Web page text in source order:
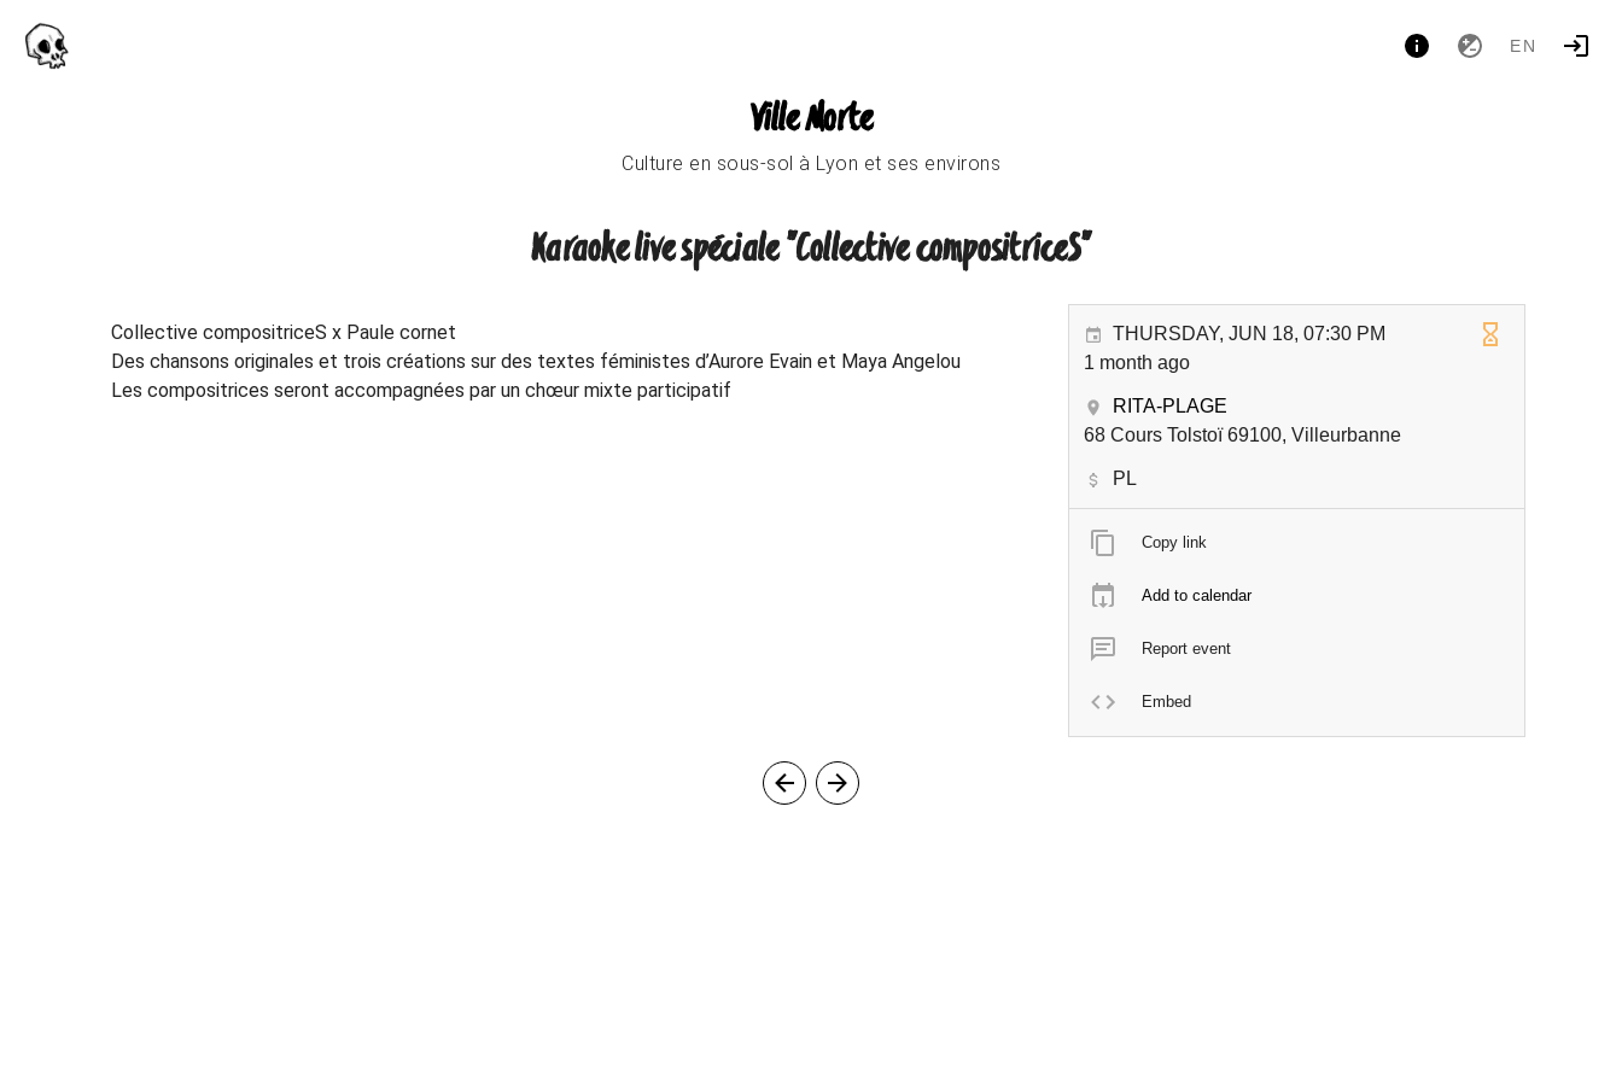
EN
Ville Morte
Culture en sous-sol à Lyon et ses environs
Karaoke live spéciale "Collective compositriceS"
Collective compositriceS x Paule cornet
Des chansons originales et trois créations sur des textes féministes d’Aurore Evain et Maya Angelou
Les compositrices seront accompagnées par un chœur mixte participatif
THURSDAY, JUN 18, 07:30 PM
1 month ago
RITA-PLAGE
68 Cours Tolstoï 69100, Villeurbanne
PL
Copy link
Add to calendar
Report event
Embed